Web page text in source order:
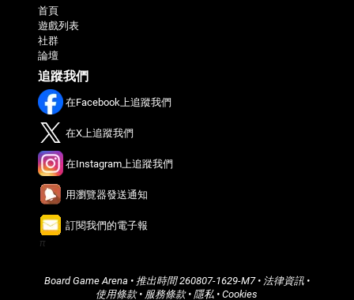
首頁
遊戲列表
社群
論壇
追蹤我們
在Facebook上追蹤我們
在X上追蹤我們
在Instagram上追蹤我們
用瀏覽器發送通知
訂閱我們的電子報
Board Game Arena • 推出時間260807-1629-M7• 法律資訊•
使用條款• 服務條款•隱私 •Cookies
π